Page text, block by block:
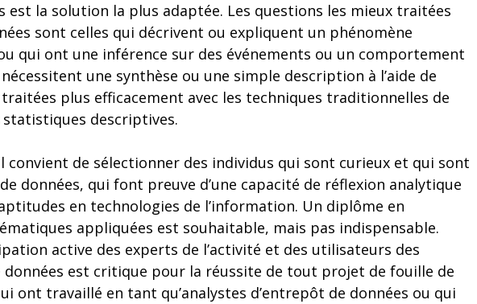
est la solution la plus adaptée. Les questions les mieux traitées
sont celles qui décrivent ou expliquent un phénomène
qui ont une inférence sur des événements ou un comportement
une synthèse ou une simple description à l’aide de
plus efficacement avec les techniques traditionnelles de
descriptives.
convient de sélectionner des individus qui sont curieux et qui sont
données, qui font preuve d’une capacité de réflexion analytique
en technologies de l’information. Un diplôme en
appliquées est souhaitable, mais pas indispensable.
active des experts de l’activité et des utilisateurs des
est critique pour la réussite de tout projet de fouille de
ont travaillé en tant qu’analystes d’entrepôt de données ou qui